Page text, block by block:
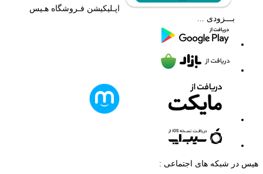
اپـلیکیشن فـروشگاه هـیس
بـــزودی ...
هیس در شبکه های اجتماعی :